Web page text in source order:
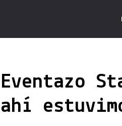
Eventazo
ahí